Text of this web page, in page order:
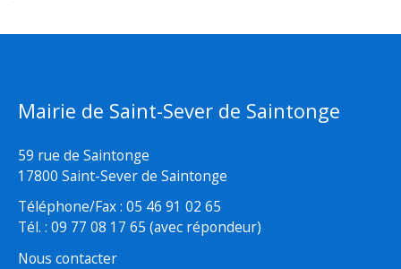
Mairie de Saint-Sever de Saintonge
59 rue de Saintonge
17800 Saint-Sever de Saintonge
Téléphone/Fax : 05 46 91 02 65
Tél. : 09 77 08 17 65 (avec répondeur)
Nous contacter